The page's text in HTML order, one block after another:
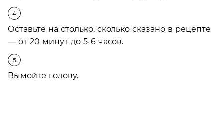
Оставьте на столько, сколько сказано в рецепте
— от 20 минут до 5-6 часов.
Вымойте голову.